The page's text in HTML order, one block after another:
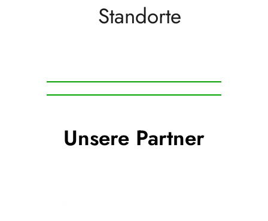
Standorte
Unsere Partner